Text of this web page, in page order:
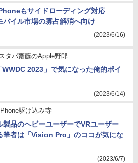
もサイドローディング対応
バイル市場の寡占解消へ向け
(2023/6/16)
タパ齋藤のApple野郎
2023」で気になった俺的ポイ
(2023/6/14)
駆け込み寺
製品のヘビーユーザーでVRユーザー
筆者は「Vision Pro」のココが気にな
(2023/6/7)